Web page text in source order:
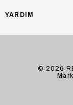
YARDIM
© 2026